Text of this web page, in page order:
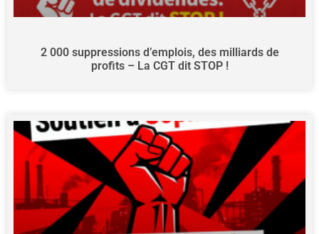
2 000 suppressions d’emplois, des milliards de
profits – La CGT dit STOP !